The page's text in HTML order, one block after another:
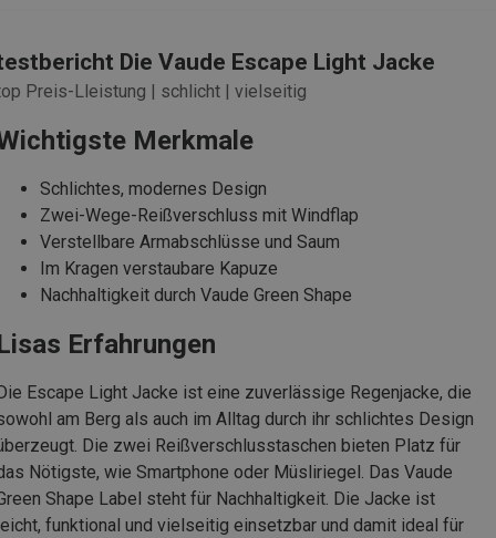
Die Vaude Escape Light Jacke
Preis-Lleistung | schlicht | vielseitig
Merkmale
Schlichtes, modernes Design
Zwei-Wege-Reißverschluss mit Windflap
Verstellbare Armabschlüsse und Saum
Im Kragen verstaubare Kapuze
Nachhaltigkeit durch Vaude Green Shape
Erfahrungen
Escape Light Jacke ist eine zuverlässige Regenjacke, die
am Berg als auch im Alltag durch ihr schlichtes Design
Die zwei Reißverschlusstaschen bieten Platz für
Nötigste, wie Smartphone oder Müsliriegel. Das Vaude
Shape Label steht für Nachhaltigkeit. Die Jacke ist
funktional und vielseitig einsetzbar und damit ideal für